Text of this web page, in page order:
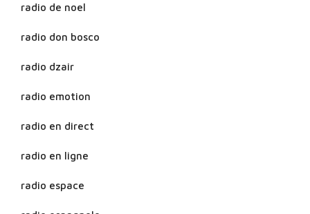
radio de noel
radio don bosco
radio dzair
radio emotion
radio en direct
radio en ligne
radio espace